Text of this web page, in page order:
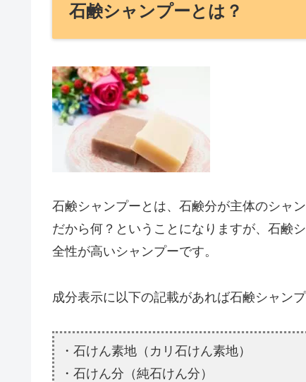
石鹸シャンプーとは？
石鹸シャンプーとは、石鹸分が主体のシャン
だから何？ということになりますが、石鹸
全性が高いシャンプーです。
成分表示に以下の記載があれば石鹸シャンプ
・石けん素地（カリ石けん素地）
・石けん分（純石けん分）